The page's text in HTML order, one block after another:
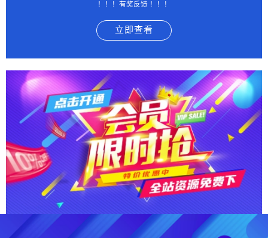
！！！有奖反馈 ！！！
立即查看